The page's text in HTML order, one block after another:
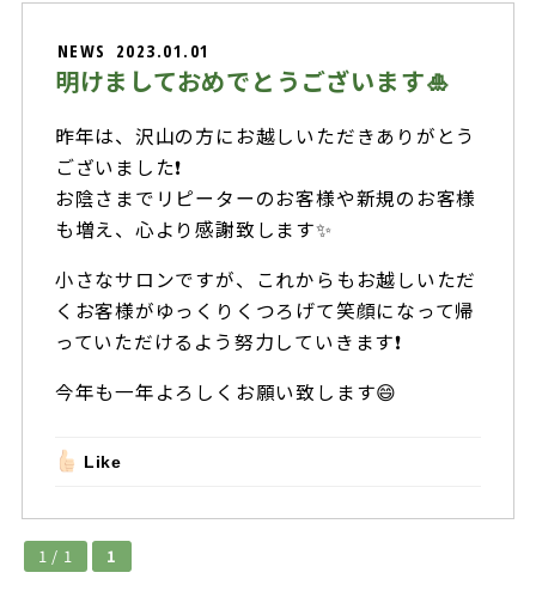
NEWS 2023.01.01
明けましておめでとうございます🎍
昨年は、沢山の方にお越しいただきありがとう
ございました❗
お陰さまでリピーターのお客様や新規のお客様
も増え、心より感謝致します✨
小さなサロンですが、これからもお越しいただ
くお客様がゆっくりくつろげて笑顔になって帰
っていただけるよう努力していきます❗
今年も一年よろしくお願い致します😄
Like
1 / 1 1